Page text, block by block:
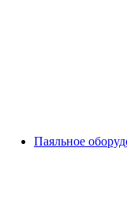
Паяльное